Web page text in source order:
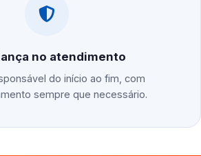
no atendimento
do início ao fim, com
sempre que necessário.